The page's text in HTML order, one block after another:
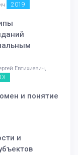
2019
Евтихиевич,
и понятие
и